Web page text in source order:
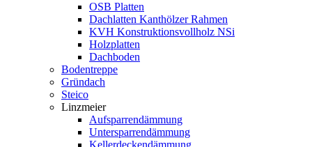
OSB Platten
Dachlatten Kanthölzer Rahmen
KVH Konstruktionsvollholz NSi
Holzplatten
Dachboden
Bodentreppe
Gründach
Steico
Linzmeier
Aufsparrendämmung
Untersparrendämmung
Kellerdeckendämmung